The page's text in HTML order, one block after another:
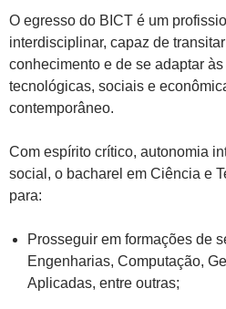
O egresso do BICT é um
interdisciplinar, capaz de
conhecimento e de se adaptar
tecnológicas, sociais e
contemporâneo.
Com espírito crítico, autonomia
social, o bacharel em Ciência e
para:
Prosseguir em formações de
Engenharias, Computação,
Aplicadas, entre outras;